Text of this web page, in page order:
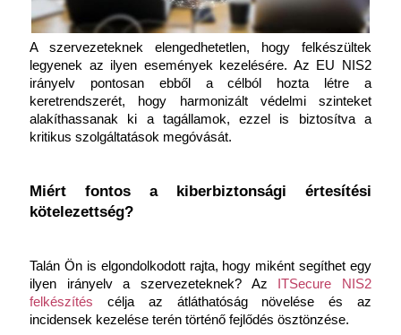
A szervezeteknek elengedhetetlen, hogy felkészültek
legyenek az ilyen események kezelésére. Az EU NIS2
irányelv pontosan ebből a célból hozta létre a
keretrendszerét, hogy harmonizált védelmi szinteket
alakíthassanak ki a tagállamok, ezzel is biztosítva a
kritikus szolgáltatások megóvását.
Miért fontos a kiberbiztonsági értesítési
kötelezettség?
Talán Ön is elgondolkodott rajta, hogy miként segíthet egy
ilyen irányelv a szervezeteknek? Az
ITSecure NIS2
felkészítés célja az átláthatóság növelése és az
incidensek kezelése terén történő fejlődés ösztönzése.